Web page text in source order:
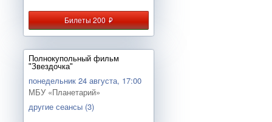
Билеты 200руб.
Полнокупольный фильм
"Звездочка"
понедельник 24 августа, 17:00
МБУ «Планетарий»
другие сеансы (3)